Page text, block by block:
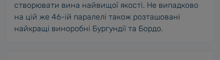
створювати вина найвищої якості. Не випадково
на цій же 46-ій паралелі також розташовані
найкращі виноробні Бургундії та Бордо.